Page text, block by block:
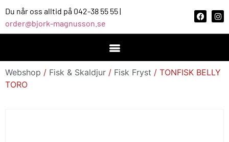
Du når oss alltid på 042-38 55 55 |
order@bjork-magnusson.se
Webshop / Fisk & Skaldjur / Fisk Fryst / TONFISK BELLY
TORO